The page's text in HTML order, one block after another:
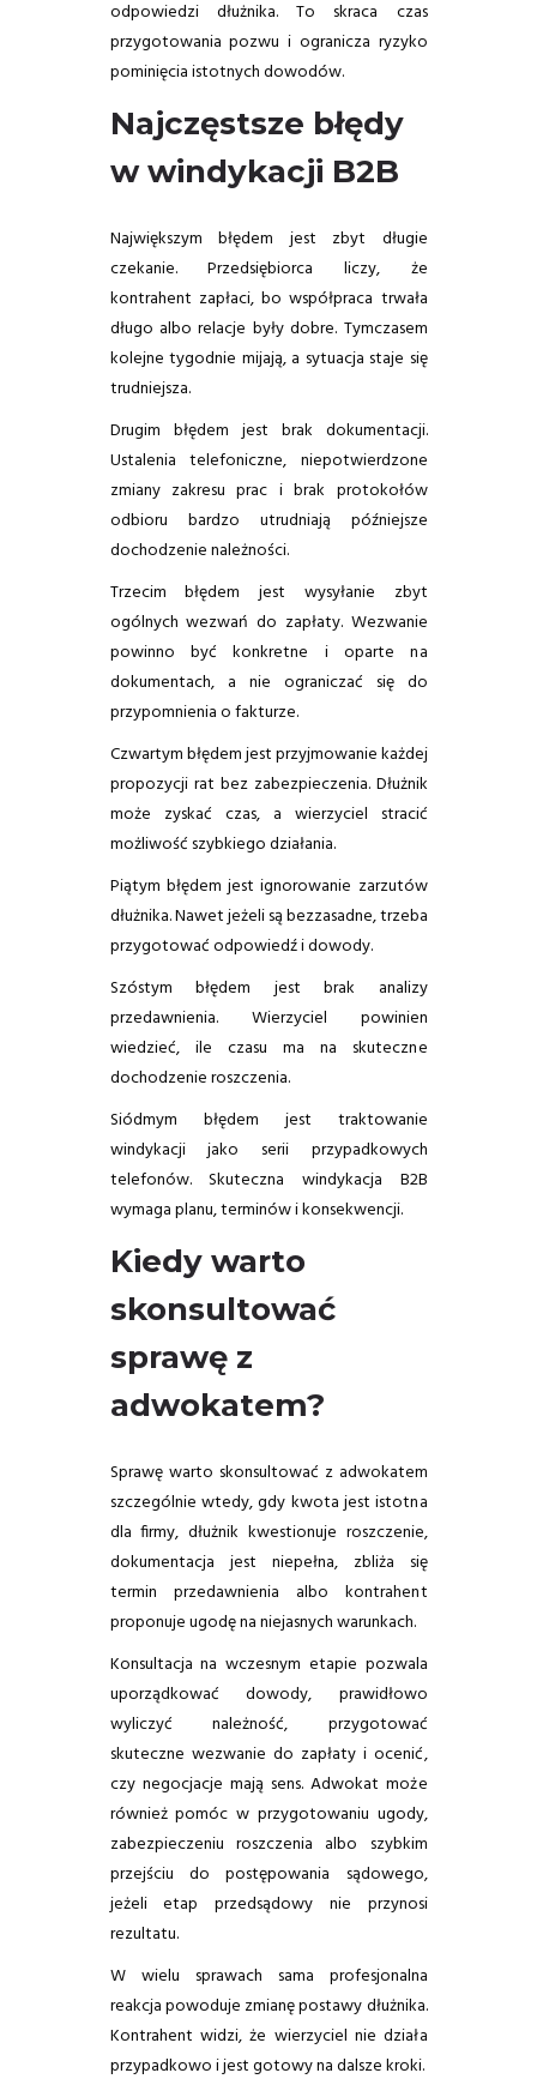
odpowiedzi dłużnika. To skraca czas
przygotowania pozwu i ogranicza ryzyko
pominięcia istotnych dowodów.
Najczęstsze błędy
w windykacji B2B
Największym błędem jest zbyt długie
czekanie. Przedsiębiorca liczy, że
kontrahent zapłaci, bo współpraca trwała
długo albo relacje były dobre. Tymczasem
kolejne tygodnie mijają, a sytuacja staje się
trudniejsza.
Drugim błędem jest brak dokumentacji.
Ustalenia telefoniczne, niepotwierdzone
zmiany zakresu prac i brak protokołów
odbioru bardzo utrudniają późniejsze
dochodzenie należności.
Trzecim błędem jest wysyłanie zbyt
ogólnych wezwań do zapłaty. Wezwanie
powinno być konkretne i oparte na
dokumentach, a nie ograniczać się do
przypomnienia o fakturze.
Czwartym błędem jest przyjmowanie każdej
propozycji rat bez zabezpieczenia. Dłużnik
może zyskać czas, a wierzyciel stracić
możliwość szybkiego działania.
Piątym błędem jest ignorowanie zarzutów
dłużnika. Nawet jeżeli są bezzasadne, trzeba
przygotować odpowiedź i dowody.
Szóstym błędem jest brak analizy
przedawnienia. Wierzyciel powinien
wiedzieć, ile czasu ma na skuteczne
dochodzenie roszczenia.
Siódmym błędem jest traktowanie
windykacji jako serii przypadkowych
telefonów. Skuteczna windykacja B2B
wymaga planu, terminów i konsekwencji.
Kiedy warto
skonsultować
sprawę z
adwokatem?
Sprawę warto skonsultować z adwokatem
szczególnie wtedy, gdy kwota jest istotna
dla firmy, dłużnik kwestionuje roszczenie,
dokumentacja jest niepełna, zbliża się
termin przedawnienia albo kontrahent
proponuje ugodę na niejasnych warunkach.
Konsultacja na wczesnym etapie pozwala
uporządkować dowody, prawidłowo
wyliczyć należność, przygotować
skuteczne wezwanie do zapłaty i ocenić,
czy negocjacje mają sens. Adwokat może
również pomóc w przygotowaniu ugody,
zabezpieczeniu roszczenia albo szybkim
przejściu do postępowania sądowego,
jeżeli etap przedsądowy nie przynosi
rezultatu.
W wielu sprawach sama profesjonalna
reakcja powoduje zmianę postawy dłużnika.
Kontrahent widzi, że wierzyciel nie działa
przypadkowo i jest gotowy na dalsze kroki.